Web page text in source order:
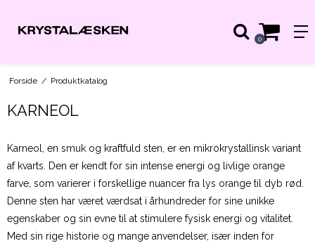
0
Forside / Produktkatalog
KARNEOL
Karneol, en smuk og kraftfuld sten, er en mikrokrystallinsk variant
af kvarts. Den er kendt for sin intense energi og livlige orange
farve, som varierer i forskellige nuancer fra lys orange til dyb rød.
Denne sten har været værdsat i århundreder for sine unikke
egenskaber og sin evne til at stimulere fysisk energi og vitalitet.
Med sin rige historie og mange anvendelser, især inden for